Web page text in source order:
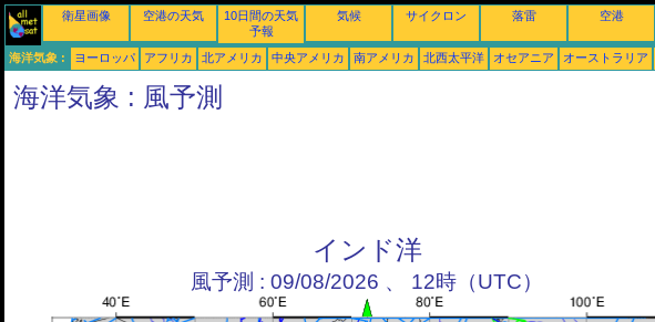
衛星画像 空港の天気
10日間の天気
予報
気候 サイクロン 落雷 空港
海洋気象 : ヨーロッパ アフリカ 北アメリカ 中央アメリカ 南アメリカ 北西太平洋 オセアニア オーストラリア
海洋気象 : 風予測
インド洋
風予測 : 09/08/2026 、 12時（UTC）